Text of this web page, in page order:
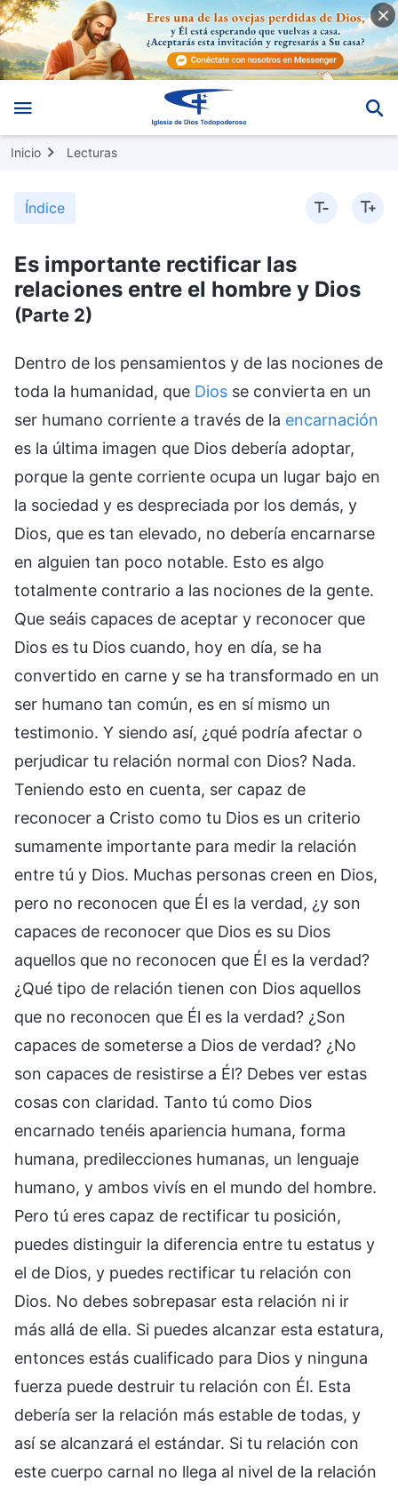
Inicio Lecturas
Índice
Es importante rectificar las
relaciones entre el hombre y Dios
(Parte 2)
Dentro de los pensamientos y de las nociones de
toda la humanidad, que Dios se convierta en un
ser humano corriente a través de la encarnación
es la última imagen que Dios debería adoptar,
porque la gente corriente ocupa un lugar bajo en
la sociedad y es despreciada por los demás, y
Dios, que es tan elevado, no debería encarnarse
en alguien tan poco notable. Esto es algo
totalmente contrario a las nociones de la gente.
Que seáis capaces de aceptar y reconocer que
Dios es tu Dios cuando, hoy en día, se ha
convertido en carne y se ha transformado en un
ser humano tan común, es en sí mismo un
testimonio. Y siendo así, ¿qué podría afectar o
perjudicar tu relación normal con Dios? Nada.
Teniendo esto en cuenta, ser capaz de
reconocer a Cristo como tu Dios es un criterio
sumamente importante para medir la relación
entre tú y Dios. Muchas personas creen en Dios,
pero no reconocen que Él es la verdad, ¿y son
capaces de reconocer que Dios es su Dios
aquellos que no reconocen que Él es la verdad?
¿Qué tipo de relación tienen con Dios aquellos
que no reconocen que Él es la verdad? ¿Son
capaces de someterse a Dios de verdad? ¿No
son capaces de resistirse a Él? Debes ver estas
cosas con claridad. Tanto tú como Dios
encarnado tenéis apariencia humana, forma
humana, predilecciones humanas, un lenguaje
humano, y ambos vivís en el mundo del hombre.
Pero tú eres capaz de rectificar tu posición,
puedes distinguir la diferencia entre tu estatus y
el de Dios, y puedes rectificar tu relación con
Dios. No debes sobrepasar esta relación ni ir
más allá de ella. Si puedes alcanzar esta estatura,
entonces estás cualificado para Dios y ninguna
fuerza puede destruir tu relación con Él. Esta
debería ser la relación más estable de todas, y
así se alcanzará el estándar. Si tu relación con
este cuerpo carnal no llega al nivel de la relación